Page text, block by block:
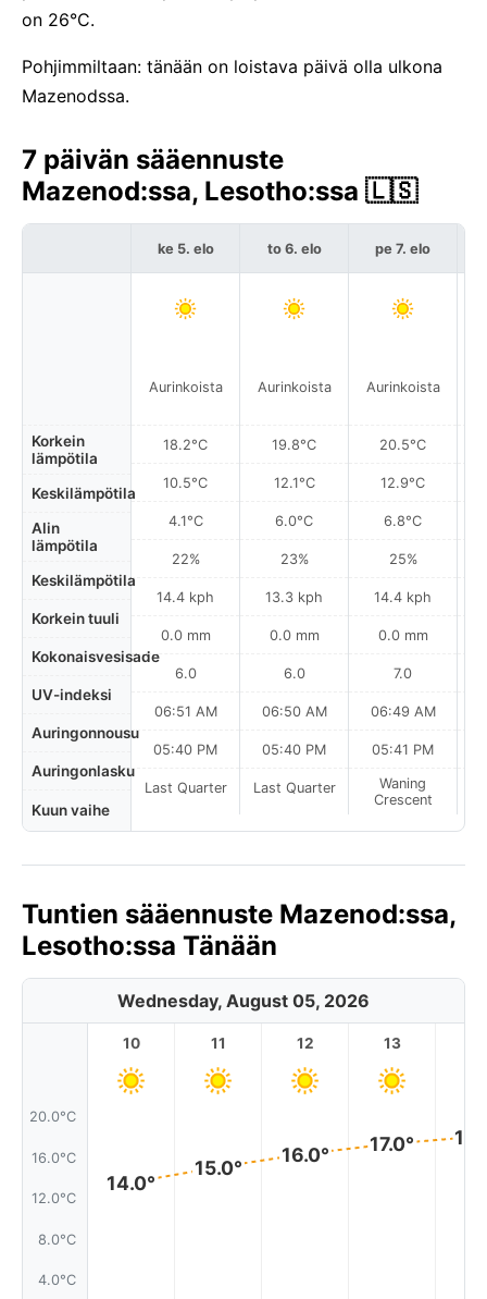
on 26°C.
Pohjimmiltaan: tänään on loistava päivä olla ulkona
Mazenodssa.
7 päivän sääennuste
Mazenod:ssa, Lesotho:ssa 🇱🇸
Korkein
lämpötila
Keskilämpötila
Alin
lämpötila
Keskilämpötila
Korkein tuuli
Kokonaisvesisade
UV-indeksi
Auringonnousu
Auringonlasku
Kuun vaihe
ke 5. elo
Aurinkoista
18.2°C
10.5°C
4.1°C
22%
14.4 kph
0.0 mm
6.0
06:51 AM
05:40 PM
Last Quarter
to 6. elo
Aurinkoista
19.8°C
12.1°C
6.0°C
23%
13.3 kph
0.0 mm
6.0
06:50 AM
05:40 PM
Last Quarter
pe 7. elo
Aurinkoista
20.5°C
12.9°C
6.8°C
25%
14.4 kph
0.0 mm
7.0
06:49 AM
05:41 PM
Waning
Crescent
Tuntien sääennuste Mazenod:ssa,
Lesotho:ssa Tänään
Wednesday, August 05, 2026
20.0°C
16.0°C
12.0°C
8.0°C
4.0°C
10
14.0°
11
15.0°
12
16.0°
13
17.0°